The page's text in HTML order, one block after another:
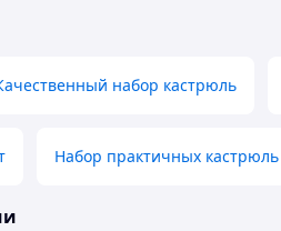
набор кастрюль
Набор практичных кастрюль